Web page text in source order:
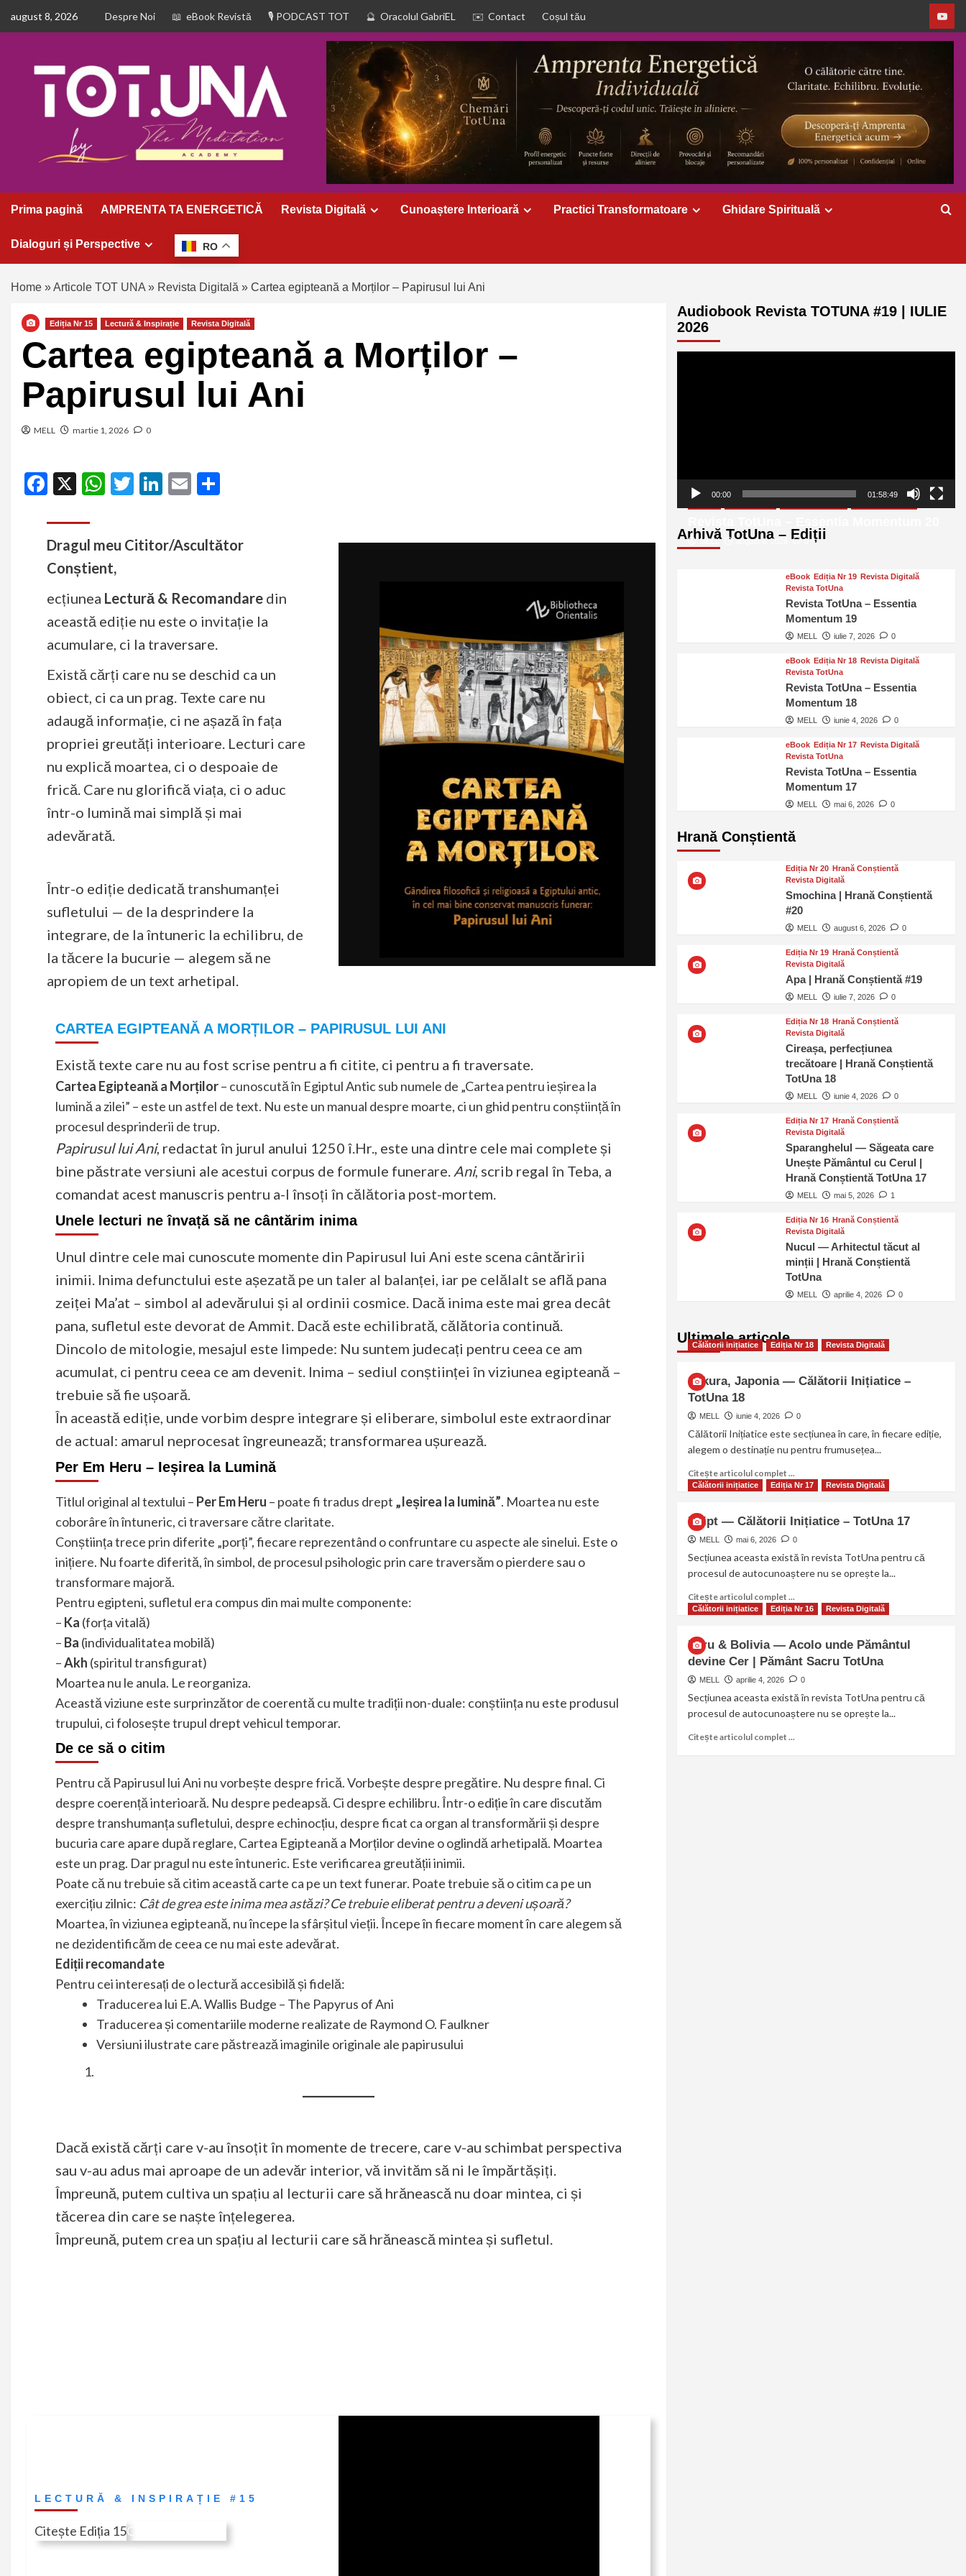
august 8, 2026 Despre Noi eBook Revistă PODCAST TOT Oracolul GabriEL Contact Coșul tău
Prima pagină AMPRENTA TA ENERGETICĂ Revista Digitală Cunoaștere Interioară Practici Transformatoare Ghidare Spirituală
Dialoguri și Perspective RO
Home »Articole TOT UNA » Revista Digitală » Cartea egipteană a Morților – Papirusul lui Ani
Ediția Nr 15 Lectură & Inspirație Revista Digitală
Cartea egipteană a Morților –
Papirusul lui Ani
MELL martie 1, 2026 0
Facebook
X WhatsApp
Twitter
LinkedIn
Email
Dragul meu Cititor/Ascultător
Conștient,
ecțiunea Lectură & Recomandare din
această ediție nu este o invitație la
acumulare, ci la traversare.
Există cărți care nu se deschid ca un
obiect, ci ca un prag. Texte care nu
adaugă informație, ci ne așază în fața
propriei greutăți interioare. Lecturi care
nu explică moartea, ci o despoaie de
frică. Care nu glorifică viața, ci o aduc
într-o lumină mai simplă și mai
adevărată.
Într-o ediție dedicată transhumanței
sufletului — de la desprindere la
integrare, de la întuneric la echilibru, de
la tăcere la bucurie — alegem să ne
apropiem de un text arhetipal.
CARTEA EGIPTEANĂ A MORȚILOR – PAPIRUSUL LUI ANI
Există texte care nu au fost scrise pentru a fi citite, ci pentru a fi traversate.
Cartea Egipteană a Morților– cunoscută în Egiptul Antic sub numele de „Cartea pentru ieșirea la
lumină a zilei” – este un astfel de text. Nu este un manual despre moarte, ci un ghid pentru conștiință în
procesul desprinderii de trup.
Papirusul lui Ani, redactat în jurul anului 1250 î.Hr., este una dintre cele mai complete și
bine păstrate versiuni ale acestui corpus de formule funerare. Ani, scrib regal în Teba, a
comandat acest manuscris pentru a-l însoți în călătoria post-mortem.
Unele lecturi ne învață să ne cântărim inima
Unul dintre cele mai cunoscute momente din Papirusul lui Ani este scena cântăririi
inimii. Inima defunctului este așezată pe un taler al balanței, iar pe celălalt se află pana
zeiței Ma’at – simbol al adevărului și al ordinii cosmice. Dacă inima este mai grea decât
pana, sufletul este devorat de Ammit. Dacă este echilibrată, călătoria continuă.
Dincolo de mitologie, mesajul este limpede: Nu suntem judecați pentru ceea ce am
acumulat, ci pentru ceea ce am devenit. Inima – sediul conștiinței în viziunea egipteană –
trebuie să fie ușoară.
În această ediție, unde vorbim despre integrare și eliberare, simbolul este extraordinar
de actual: amarul neprocesat îngreunează; transformarea ușurează.
Per Em Heru – Ieșirea la Lumină
Titlul original al textului – Per Em Heru – poate fi tradus drept „Ieșirea la lumină”. Moartea nu este
coborâre în întuneric, ci traversare către claritate.
Conștiința trece prin diferite „porți”, fiecare reprezentând o confruntare cu aspecte ale sinelui. Este o
inițiere. Nu foarte diferită, în simbol, de procesul psihologic prin care traversăm o pierdere sau o
transformare majoră.
Pentru egipteni, sufletul era compus din mai multe componente:
– Ka (forța vitală)
– Ba (individualitatea mobilă)
–Akh (spiritul transfigurat)
Moartea nu le anula. Le reorganiza.
Această viziune este surprinzător de coerentă cu multe tradiții non-duale: conștiința nu este produsul
trupului, ci folosește trupul drept vehicul temporar.
De ce să o citim
Pentru că Papirusul lui Ani nu vorbește despre frică. Vorbește despre pregătire. Nu despre final. Ci
despre coerență interioară. Nu despre pedeapsă. Ci despre echilibru. Într-o ediție în care discutăm
despre transhumanța sufletului, despre echinocțiu, despre ficat ca organ al transformării și despre
bucuria care apare după reglare, Cartea Egipteană a Morților devine o oglindă arhetipală. Moartea
este un prag. Dar pragul nu este întuneric. Este verificarea greutății inimii.
Poate că nu trebuie să citim această carte ca pe un text funerar. Poate trebuie să o citim ca pe un
exercițiu zilnic: Cât de grea este inima mea astăzi? Ce trebuie eliberat pentru a deveni ușoară?
Moartea, în viziunea egipteană, nu începe la sfârșitul vieții. Începe în fiecare moment în care alegem să
ne dezidentificăm de ceea ce nu mai este adevărat.
Ediții recomandate
Pentru cei interesați de o lectură accesibilă și fidelă:
Traducerea lui E.A. Wallis Budge – The Papyrus of Ani
Traducerea și comentariile moderne realizate de Raymond O. Faulkner
Versiuni ilustrate care păstrează imaginile originale ale papirusului
Dacă există cărți care v-au însoțit în momente de trecere, care v-au schimbat perspectiva
sau v-au adus mai aproape de un adevăr interior, vă invităm să ni le împărtășiți.
Împreună, putem cultiva un spațiu al lecturii care să hrănească nu doar mintea, ci și
tăcerea din care se naște înțelegerea.
Împreună, putem crea un spațiu al lecturii care să hrănească mintea și sufletul.
LECTURĂ & INSPIRAȚIE #15
Citește Ediția 15Citește în Revistă
Audiobook Revista TOTUNA #19 | IULIE
2026
00:00 01:58:49
Arhivă TotUna – Ediții
MELL august 6, 2026 0
eBook Ediția Nr 19 Revista Digitală
Revista TotUna
Revista TotUna – Essentia
Momentum 19
MELL iulie 7, 2026 0
eBook Ediția Nr 18 Revista Digitală
Revista TotUna
Revista TotUna – Essentia
Momentum 18
MELL iunie 4, 2026 0
eBook Ediția Nr 17 Revista Digitală
Revista TotUna
Revista TotUna – Essentia
Momentum 17
MELL mai 6, 2026 0
Hrană Conștientă
Ediția Nr 20 Hrană Conștientă
Revista Digitală
Smochina | Hrană Conștientă
#20
MELL august 6, 2026 0
Ediția Nr 19 Hrană Conștientă
Revista Digitală
Apa | Hrană Conștientă #19
MELL iulie 7, 2026 0
Ediția Nr 18 Hrană Conștientă
Revista Digitală
Cireașa, perfecțiunea
trecătoare | Hrană Conștientă
TotUna 18
MELL iunie 4, 2026 0
Ediția Nr 17 Hrană Conștientă
Revista Digitală
Sparanghelul — Săgeata care
Unește Pământul cu Cerul |
Hrană Conștientă TotUna 17
MELL mai 5, 2026 1
Ediția Nr 16 Hrană Conștientă
Revista Digitală
Nucul — Arhitectul tăcut al
minții | Hrană Conștientă
TotUna
MELL aprilie 4, 2026 0
Ultimele articole
Călătorii inițiatice Ediția Nr 18 Revista Digitală
Sakura, Japonia — Călătorii Inițiatice –
TotUna 18
MELL iunie 4, 2026 0
Călătorii Inițiatice este secțiunea în care, în fiecare ediție,
alegem o destinație nu pentru frumusețea...
Citește articolul complet ...
Călătorii inițiatice Ediția Nr 17 Revista Digitală
Egipt — Călătorii Inițiatice – TotUna 17
MELL mai 6, 2026 0
Secțiunea aceasta există în revista TotUna pentru că
procesul de autocunoaștere nu se oprește la...
Citește articolul complet ...
Călătorii inițiatice Ediția Nr 16 Revista Digitală
Peru & Bolivia — Acolo unde Pământul
devine Cer | Pământ Sacru TotUna
MELL aprilie 4, 2026 0
Secțiunea aceasta există în revista TotUna pentru că
procesul de autocunoaștere nu se oprește la...
Citește articolul complet ...